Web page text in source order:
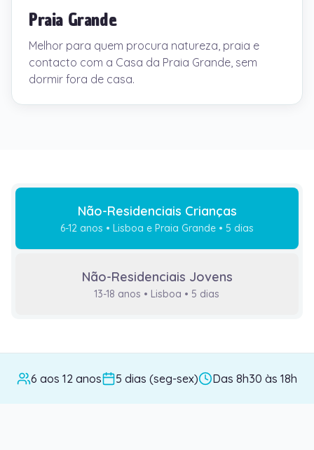
Praia Grande
Melhor para quem procura natureza, praia e
contacto com a Casa da Praia Grande, sem
dormir fora de casa.
Não-Residenciais Crianças
6-12 anos • Lisboa e Praia Grande • 5 dias
Não-Residenciais Jovens
13-18 anos • Lisboa • 5 dias
6 aos 12 anos 5 dias (seg-sex) Das 8h30 às 18h